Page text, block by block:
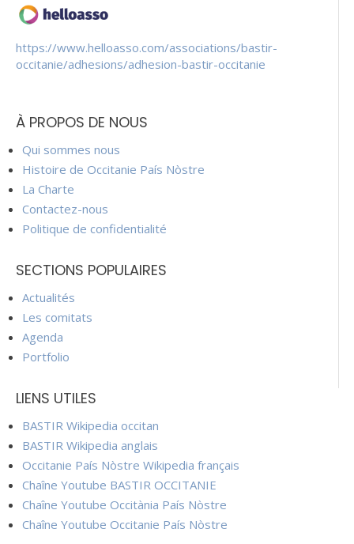
https://www.helloasso.com/associations/bastir-
occitanie/adhesions/adhesion-bastir-occitanie
À PROPOS DE NOUS
Qui sommes nous
Histoire de Occitanie País Nòstre
La Charte
Contactez-nous
Politique de confidentialité
SECTIONS POPULAIRES
Actualités
Les comitats
Agenda
Portfolio
LIENS UTILES
BASTIR Wikipedia occitan
BASTIR Wikipedia anglais
Occitanie País Nòstre Wikipedia français
Chaîne Youtube BASTIR OCCITANIE
Chaîne Youtube Occitània País Nòstre
Chaîne Youtube Occitanie País Nòstre